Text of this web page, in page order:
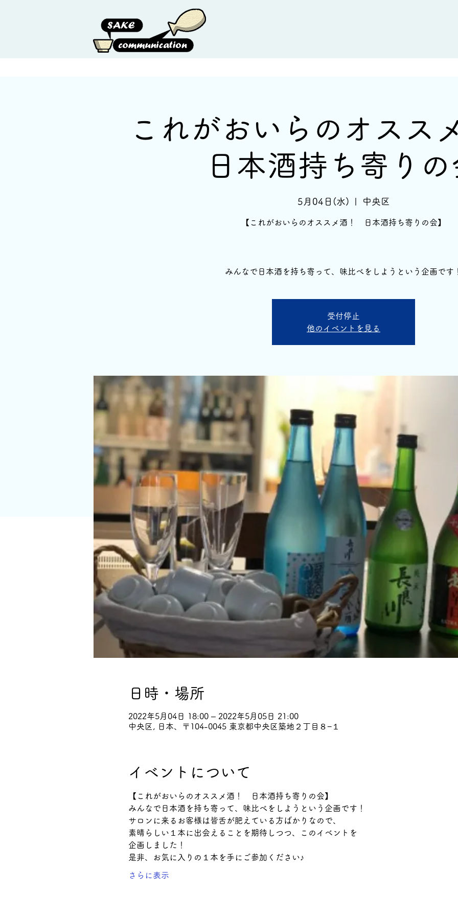
これがおいらのオス
日本酒持ち寄り
5月04日(水) 中央区
【これがおいらのオススメ酒！ 日本酒持ち寄りの会】
みんなで日本酒を持ち寄って、味比べをしようという企画です
受付停止
他のイベントを見る
日時・場所
2022年5月04日 18:00 – 2022年5月05日 21:00
中央区, 日本、〒104-0045 東京都中央区築地２丁目８−１
イベントについて
【これがおいらのオススメ酒！　日本酒持ち寄りの会】
みんなで日本酒を持ち寄って、味比べをしようという企画です！
サロンに来るお客様は皆舌が肥えている方ばかりなので、
素晴らしい１本に出会えることを期待しつつ、このイベントを
企画しました！
是非、お気に入りの１本を手にご参加ください♪
さらに表示